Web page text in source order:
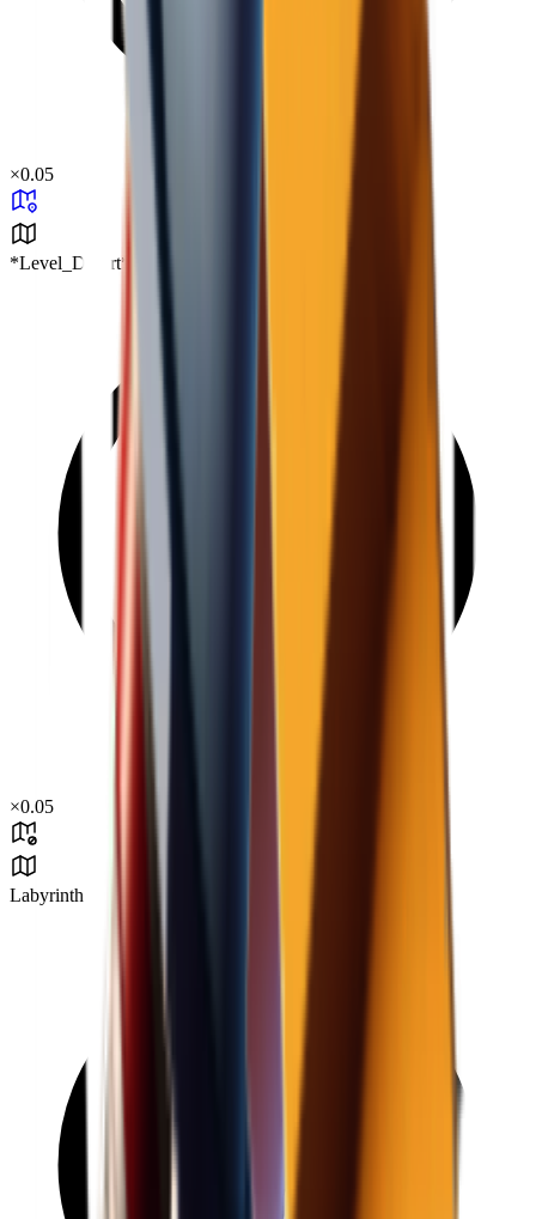
×0.05
*Level_Desert*
×0.05
Labyrinth